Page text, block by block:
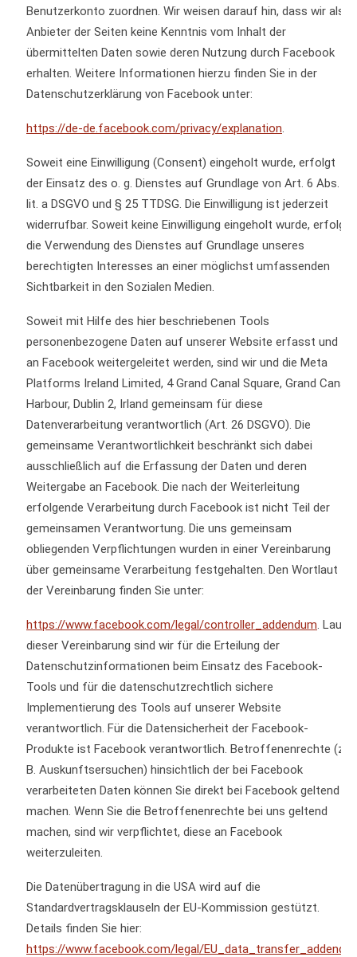
Benutzerkonto zuordnen. Wir weisen darauf hin, dass wir als
Anbieter der Seiten keine Kenntnis vom Inhalt der
übermittelten Daten sowie deren Nutzung durch Facebook
erhalten. Weitere Informationen hierzu finden Sie in der
Datenschutzerklärung von Facebook unter:
https://de-de.facebook.com/privacy/explanation.
Soweit eine Einwilligung (Consent) eingeholt wurde, erfolgt
der Einsatz des o. g. Dienstes auf Grundlage von Art. 6 Abs. 1
lit. a DSGVO und § 25 TTDSG. Die Einwilligung ist jederzeit
widerrufbar. Soweit keine Einwilligung eingeholt wurde, erfolgt
die Verwendung des Dienstes auf Grundlage unseres
berechtigten Interesses an einer möglichst umfassenden
Sichtbarkeit in den Sozialen Medien.
Soweit mit Hilfe des hier beschriebenen Tools
personenbezogene Daten auf unserer Website erfasst und
an Facebook weitergeleitet werden, sind wir und die Meta
Platforms Ireland Limited, 4 Grand Canal Square, Grand Canal
Harbour, Dublin 2, Irland gemeinsam für diese
Datenverarbeitung verantwortlich (Art. 26 DSGVO). Die
gemeinsame Verantwortlichkeit beschränkt sich dabei
ausschließlich auf die Erfassung der Daten und deren
Weitergabe an Facebook. Die nach der Weiterleitung
erfolgende Verarbeitung durch Facebook ist nicht Teil der
gemeinsamen Verantwortung. Die uns gemeinsam
obliegenden Verpflichtungen wurden in einer Vereinbarung
über gemeinsame Verarbeitung festgehalten. Den Wortlaut
der Vereinbarung finden Sie unter:
https://www.facebook.com/legal/controller_addendum. Laut
dieser Vereinbarung sind wir für die Erteilung der
Datenschutzinformationen beim Einsatz des Facebook-
Tools und für die datenschutzrechtlich sichere
Implementierung des Tools auf unserer Website
verantwortlich. Für die Datensicherheit der Facebook-
Produkte ist Facebook verantwortlich. Betroffenenrechte (z.
B. Auskunftsersuchen) hinsichtlich der bei Facebook
verarbeiteten Daten können Sie direkt bei Facebook geltend
machen. Wenn Sie die Betroffenenrechte bei uns geltend
machen, sind wir verpflichtet, diese an Facebook
weiterzuleiten.
Die Datenübertragung in die USA wird auf die
Standardvertragsklauseln der EU-Kommission gestützt.
Details finden Sie hier:
https://www.facebook.com/legal/